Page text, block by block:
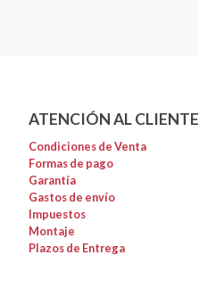
ATENCIÓN AL CLIENTE
Condiciones de Venta
Formas de pago
Garantía
Gastos de envío
Impuestos
Montaje
Plazos de Entrega